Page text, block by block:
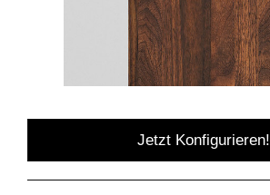
Jetzt Konfigurieren!